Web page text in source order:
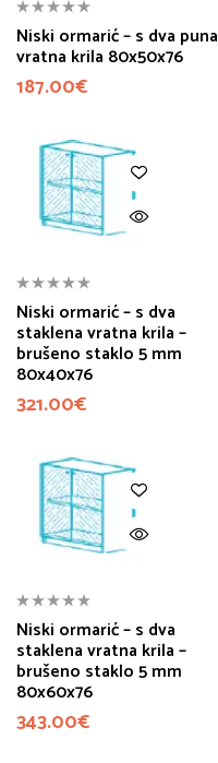
Niski ormarić – s dva puna
vratna krila 80x50x76
187.00€
Niski ormarić – s dva
staklena vratna krila –
brušeno staklo 5 mm
80x40x76
321.00€
Niski ormarić – s dva
staklena vratna krila –
brušeno staklo 5 mm
80x60x76
343.00€